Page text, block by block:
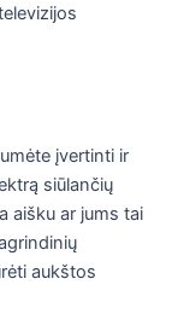
įvertinti ir
siūlančių
aišku ar jums tai
aukštos